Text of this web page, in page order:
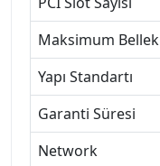
Maksimum Bellek
Yapı Standartı
Garanti Süresi
Network